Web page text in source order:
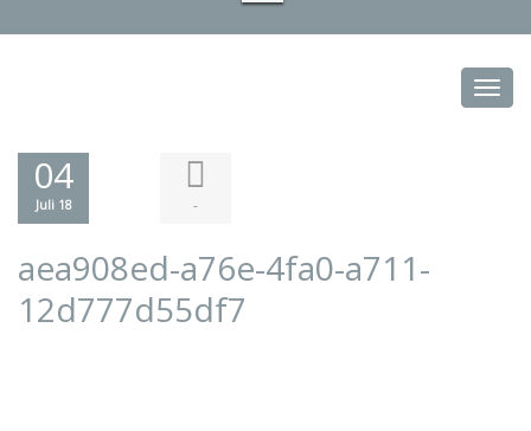
04
Juli 18 -
aea908ed-a76e-4fa0-a711-
12d777d55df7